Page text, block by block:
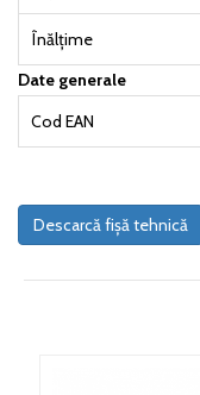
Înălțime
Date generale
Cod EAN
Descarcă fișă tehnică